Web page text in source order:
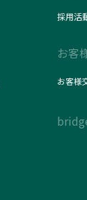
採用活
お客
お客様